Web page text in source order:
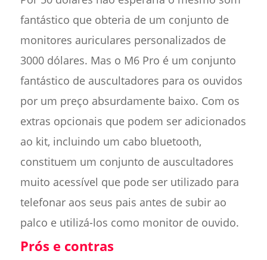
fantástico que obteria de um conjunto de
monitores auriculares personalizados de
3000 dólares. Mas o M6 Pro é um conjunto
fantástico de auscultadores para os ouvidos
por um preço absurdamente baixo. Com os
extras opcionais que podem ser adicionados
ao kit, incluindo um cabo bluetooth,
constituem um conjunto de auscultadores
muito acessível que pode ser utilizado para
telefonar aos seus pais antes de subir ao
palco e utilizá-los como monitor de ouvido.
Prós e contras